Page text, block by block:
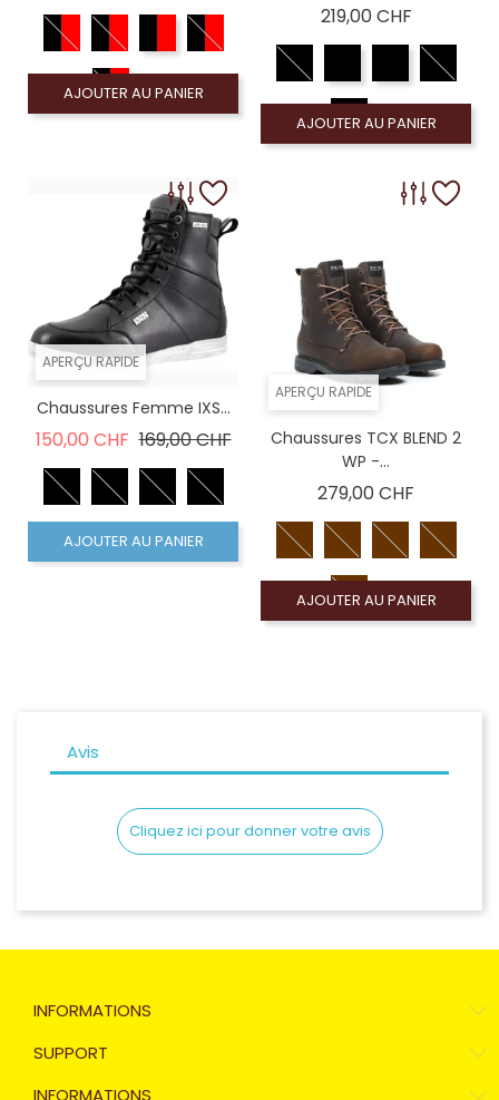
AJOUTER AU PANIER
219,00 CHFPrix
AJOUTER AU PANIER
APERÇU RAPIDE
Chaussures Femme IXS...
150,00 CHF Prix de base
169,00 CHFPrix
AJOUTER AU PANIER
APERÇU RAPIDE
Chaussures TCX BLEND 2
WP -...
279,00 CHF
AJOUTER AU PANIER
Avis
Cliquez ici pour donner votre avis
INFORMATIONS
SUPPORT
INFORMATIONS